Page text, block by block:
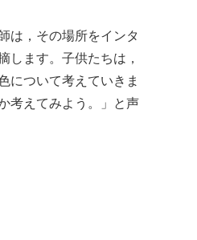
は，その場所をインタ
します。子供たちは，
について考えていきま
考えてみよう。」と声